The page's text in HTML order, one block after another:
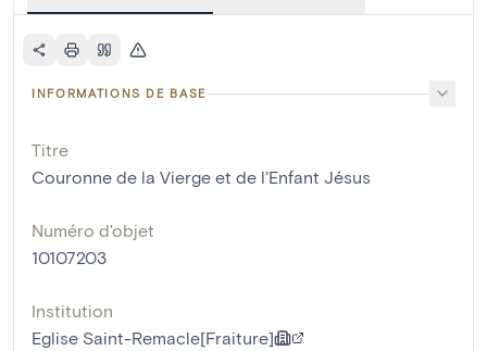
INFORMATIONS DE BASE
Titre
Couronne de la Vierge et de l'Enfant Jésus
Numéro d'objet
10107203
Institution
Eglise Saint-Remacle[Fraiture]